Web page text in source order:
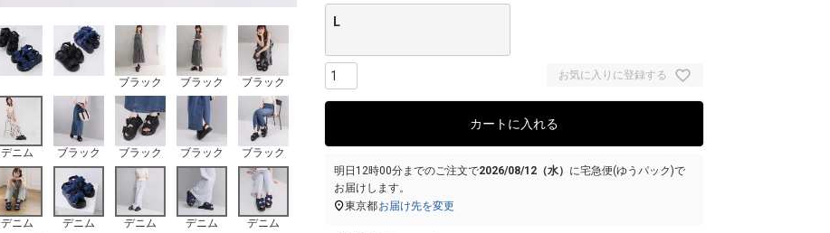
ブラック ブラック ブラック
デニム ブラック ブラック ブラック ブラック
デニム デニム デニム デニム デニム
L
お気に入りに登録する
カートに入れる
明日 12時00分までのご注文で2026/08/12（水） に宅急便(ゆうパック)で
お届けします。
東京都お届け先を変更